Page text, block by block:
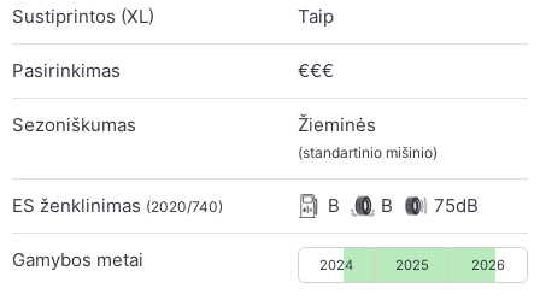
Sustiprintos (XL) Taip
Pasirinkimas €€€
Sezoniškumas Žieminės
(standartinio mišinio)
ES ženklinimas (2020/740) B B 75dB
Gamybos metai 2024 2025 2026